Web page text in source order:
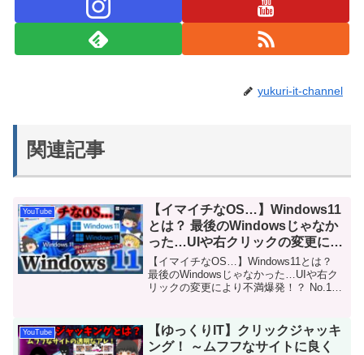
yukuri-it-channel
関連記事
YouTube
【イマイチなOS…】Windows11
とは？ 最後のWindowsじゃなか
った…UIや右クリックの変更によ
り不満爆発！？ No.182
【イマイチなOS…】Windows11とは？
最後のWindowsじゃなかった…UIや右ク
リックの変更により不満爆発！？ No.182
Windows OS...
YouTube
【ゆっくりIT】クリックジャッキ
ング！ ～ムフフなサイトに良く